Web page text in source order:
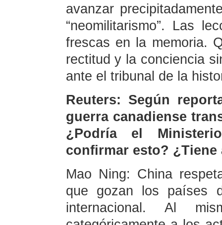
avanzar
“neomilitarismo”. Las
frescas en la memoria.
rectitud y la conciencia
ante el tribunal de la
Reuters: Según
guerra canadiense
¿Podría el
confirmar esto?
Mao Ning: China
que gozan los países
internacional. Al